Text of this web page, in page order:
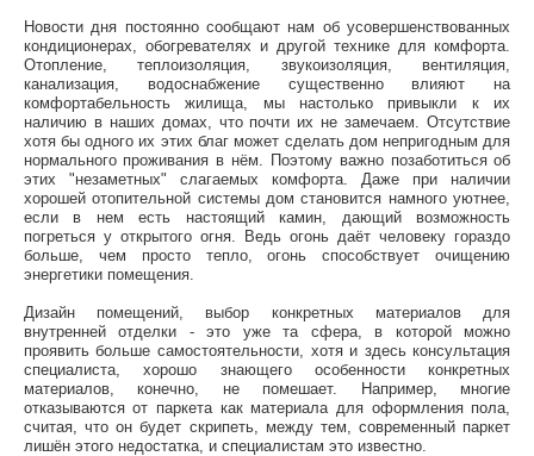
Новости дня постоянно сообщают нам об усовершенствованных
кондиционерах, обогревателях и другой технике для комфорта.
Отопление, теплоизоляция, звукоизоляция, вентиляция,
канализация, водоснабжение существенно влияют на
комфортабельность жилища, мы настолько привыкли к их
наличию в наших домах, что почти их не замечаем. Отсутствие
хотя бы одного их этих благ может сделать дом непригодным для
нормального проживания в нём. Поэтому важно позаботиться об
этих "незаметных" слагаемых комфорта. Даже при наличии
хорошей отопительной системы дом становится намного уютнее,
если в нем есть настоящий камин, дающий возможность
погреться у открытого огня. Ведь огонь даёт человеку гораздо
больше, чем просто тепло, огонь способствует очищению
энергетики помещения.
Дизайн помещений, выбор конкретных материалов для
внутренней отделки - это уже та сфера, в которой можно
проявить больше самостоятельности, хотя и здесь консультация
специалиста, хорошо знающего особенности конкретных
материалов, конечно, не помешает. Например, многие
отказываются от паркета как материала для оформления пола,
считая, что он будет скрипеть, между тем, современный паркет
лишён этого недостатка, и специалистам это известно.